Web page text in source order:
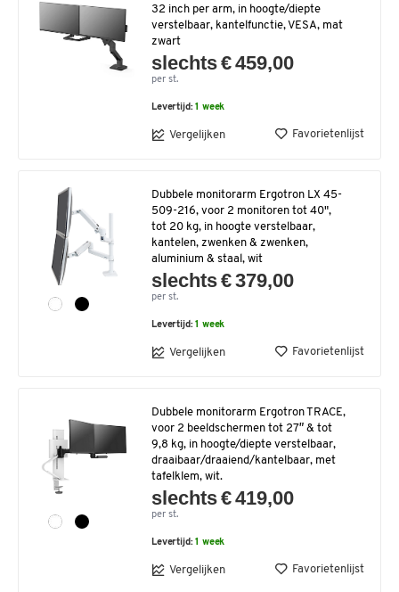
32 inch per arm, in hoogte/diepte
verstelbaar, kantelfunctie, VESA, mat
zwart
slechts € 459,00
per st.
Levertijd:1 week
Vergelijken Favorietenlijst
Dubbele monitorarm Ergotron LX 45-
509-216, voor 2 monitoren tot 40",
tot 20 kg, in hoogte verstelbaar,
kantelen, zwenken & zwenken,
aluminium & staal, wit
slechts € 379,00
per st.
Levertijd:1 week
Vergelijken Favorietenlijst
Dubbele monitorarm Ergotron TRACE,
voor 2 beeldschermen tot 27″ & tot
9,8 kg, in hoogte/diepte verstelbaar,
draaibaar/draaiend/kantelbaar, met
tafelklem, wit.
slechts € 419,00
per st.
Levertijd:1 week
Vergelijken Favorietenlijst